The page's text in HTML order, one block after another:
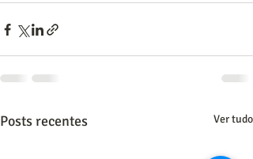
Posts recentes Ver tudo